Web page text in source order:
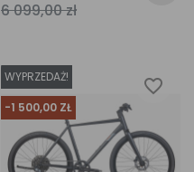
6 099,00 zł
WYPRZEDAŻ!
-1 500,00 ZŁ
favorite_border